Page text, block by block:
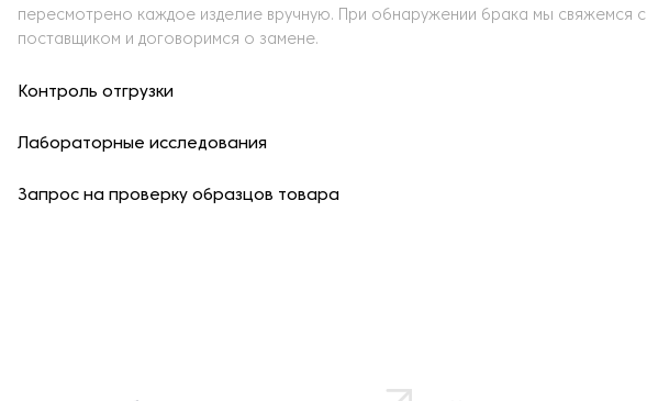
пересмотрено каждое изделие вручную. При обнаружении брака мы свяжемся с
поставщиком и договоримся о замене.
Контроль отгрузки
Лабораторные исследования
Запрос на проверку образцов товара